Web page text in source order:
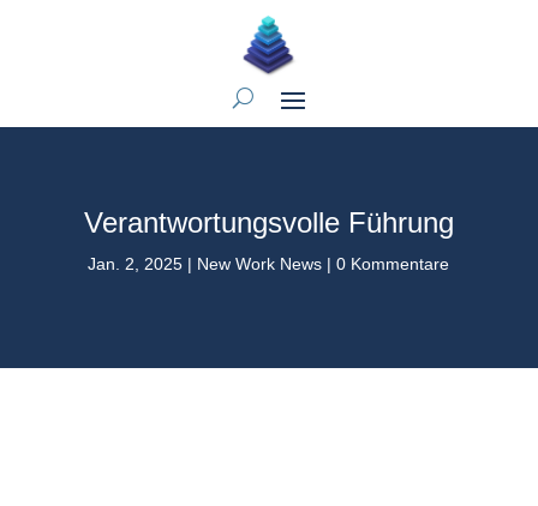
Verantwortungsvolle Führung
Jan. 2, 2025 | New Work News |0 Kommentare